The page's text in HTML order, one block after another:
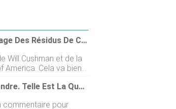
Est-Ce Que Le Pâturage Des Résidus De Cultures Compacte Les Sols ?
Will Cushman et de la
America. Cela va bien
dernière sur les
faire en cas de pénurie
aux voisins du
Tondre Ou Ne Pas Tondre. Telle Est La Question.
commentaire pour